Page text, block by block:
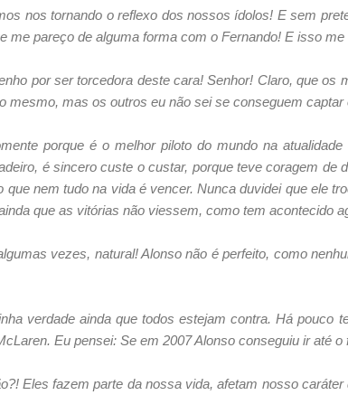
nos tornando o reflexo dos nossos ídolos! E sem
me pareço de alguma forma com o Fernando! E isso me
por ser torcedora deste cara! Senhor! Claro, que os
mesmo, mas os outros eu não sei se conseguem captar
porque é o melhor piloto do mundo na
é sincero custe o custar, porque teve coragem de
nem tudo na vida é vencer. Nunca duvidei que ele
que as vitórias não viessem, como tem acontecido
vezes, natural! Alonso não é perfeito, como
verdade ainda que todos estejam contra. Há pouco
Eu pensei: Se em 2007 Alonso conseguiu ir até
Eles fazem parte da nossa vida, afetam nosso